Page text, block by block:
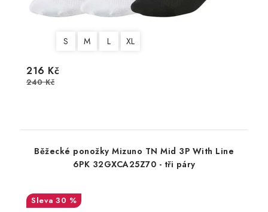
S M L XL
216 Kč
240 Kč
Běžecké ponožky Mizuno TN Mid 3P With Line
6PK 32GXCA25Z70 - tři páry
30 %